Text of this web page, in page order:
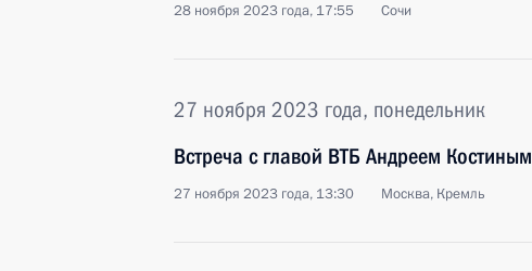
28 ноября 2023 года, 17:55 Сочи
27 ноября 2023 года, понедельник
Встреча с главой ВТБ Андреем Костиным
27 ноября 2023 года, 13:30 Москва, Кремль